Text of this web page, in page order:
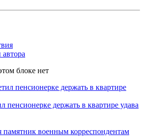
блоке нет
пенсионерке держать в квартире удава